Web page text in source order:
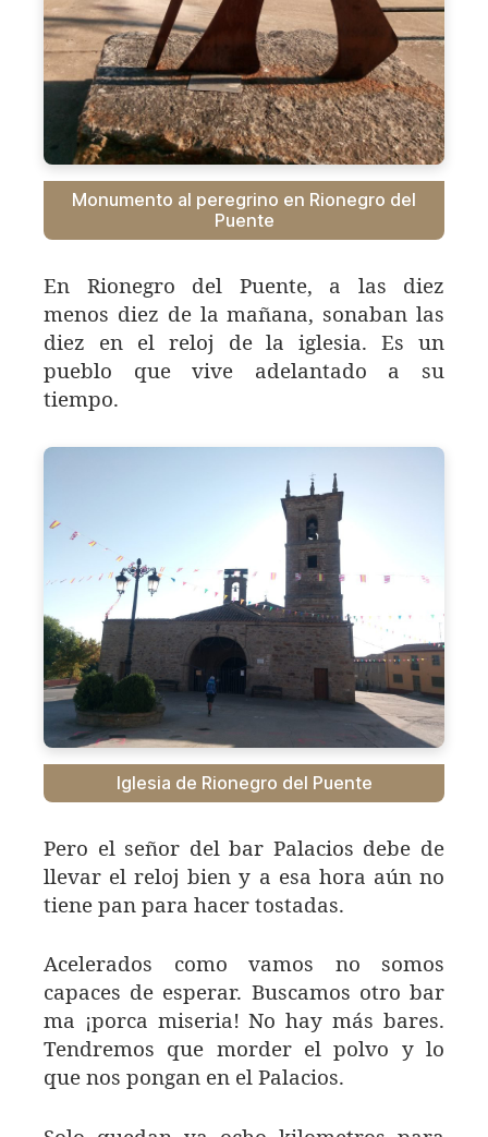
Monumento al peregrino en Rionegro del
Puente
En Rionegro del Puente, a las diez
menos diez de la mañana, sonaban las
diez en el reloj de la iglesia. Es un
pueblo que vive adelantado a su
tiempo.
Iglesia de Rionegro del Puente
Pero el señor del bar Palacios debe de
llevar el reloj bien y a esa hora aún no
tiene pan para hacer tostadas.
Acelerados como vamos no somos
capaces de esperar. Buscamos otro bar
ma ¡porca miseria! No hay más bares.
Tendremos que morder el polvo y lo
que nos pongan en el Palacios.